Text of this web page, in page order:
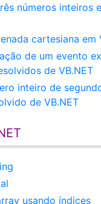
números
cartesiana em
de um evento
de VB.NET
inteiro de
de VB.NET
usando índices